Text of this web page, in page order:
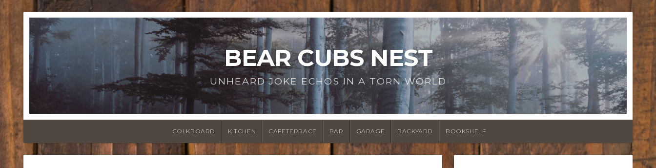
BEAR CUBS NEST
UNHEARD JOKE ECHOS IN A TORN WORLD
COLKBOARD KITCHEN CAFETERRACE BAR GARAGE BACKYARD BOOKSHELF